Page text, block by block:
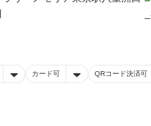
カード可 QRコード決済可